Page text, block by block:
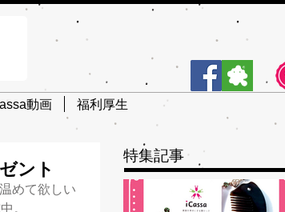
動画 福利厚生
ント
めて欲しい
。
特集記事